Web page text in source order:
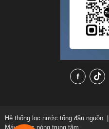
Hệ thống lọc nước tổng đầu nguồn
Máy nước nóng trung tâm